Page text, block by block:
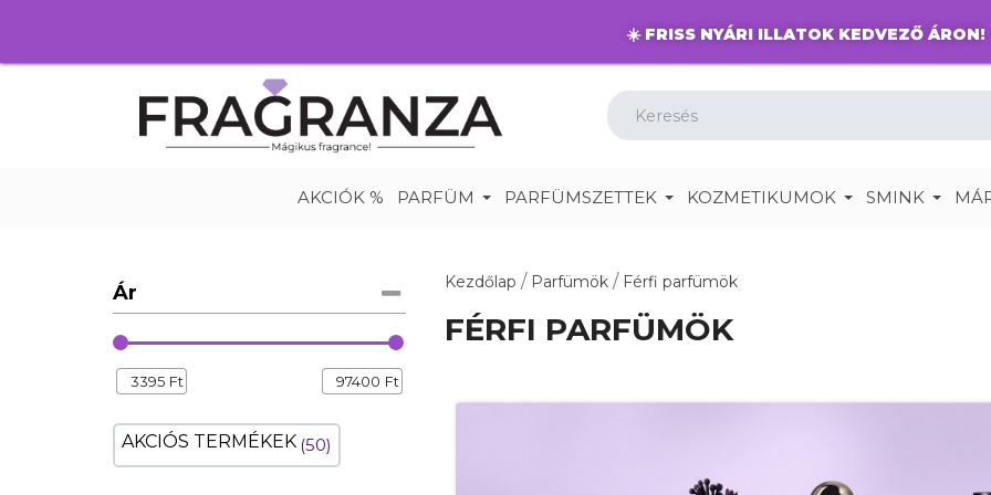
☀️ FRISS NYÁRI ILLATOK KEDVEZŐ ÁRON!
AKCIÓK % PARFÜM PARFÜMSZETTEK KOZMETIKUMOK SMINK
Ár
3395 Ft 97400 Ft
AKCIÓS TERMÉKEK 50
Kezdőlap Parfümök Férfi parfümök
FÉRFI PARFÜMÖK